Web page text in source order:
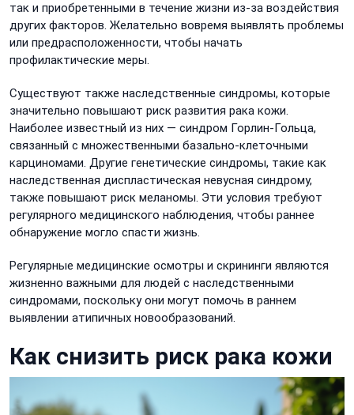
так и приобретенными в течение жизни из-за воздействия
других факторов. Желательно вовремя выявлять проблемы
или предрасположенности, чтобы начать
профилактические меры.
Существуют также наследственные синдромы, которые
значительно повышают риск развития рака кожи.
Наиболее известный из них — синдром Горлин-Гольца,
связанный с множественными базально-клеточными
карциномами. Другие генетические синдромы, такие как
наследственная диспластическая невусная синдрому,
также повышают риск меланомы. Эти условия требуют
регулярного медицинского наблюдения, чтобы раннее
обнаружение могло спасти жизнь.
Регулярные медицинские осмотры и скрининги являются
жизненно важными для людей с наследственными
синдромами, поскольку они могут помочь в раннем
выявлении атипичных новообразований.
Как снизить риск рака кожи